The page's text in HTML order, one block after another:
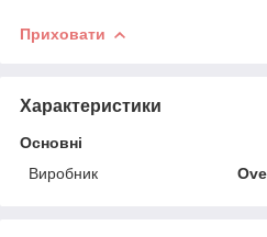
Приховати
Характеристики
Основні
Виробник